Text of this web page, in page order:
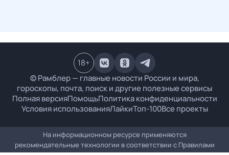
© Рамблер — главные новости России и мира,
гороскопы, почта, поиск и другие полезные сервисы
Полная версияПомощьПолитика конфиденциальности
Условия использованияЛайкиТоп-100Все проекты
18+
На информационном ресурсе применяются
рекомендательные технологии в соответствии с Правилами